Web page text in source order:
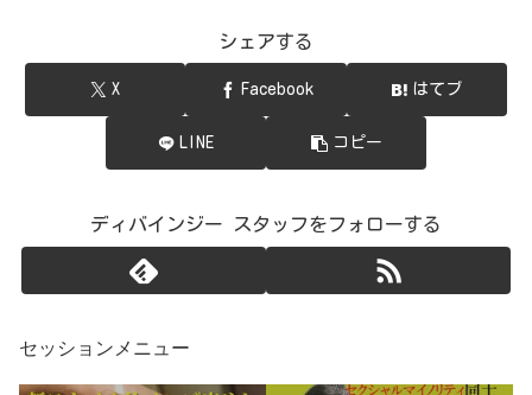
シェアする
X Facebook はてブ
LINE コピー
ディバインジー スタッフをフォローする
セッションメニュー